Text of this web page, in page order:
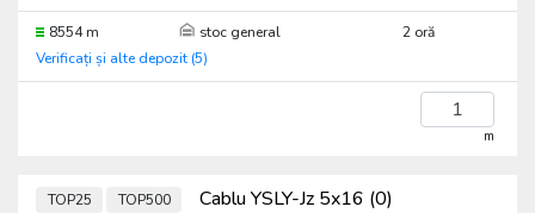
8554 m stoc general
2 oră
Verificați și alte depozit (5)
m
TOP25 TOP500 Cablu YSLY-Jz 5x16 (0)